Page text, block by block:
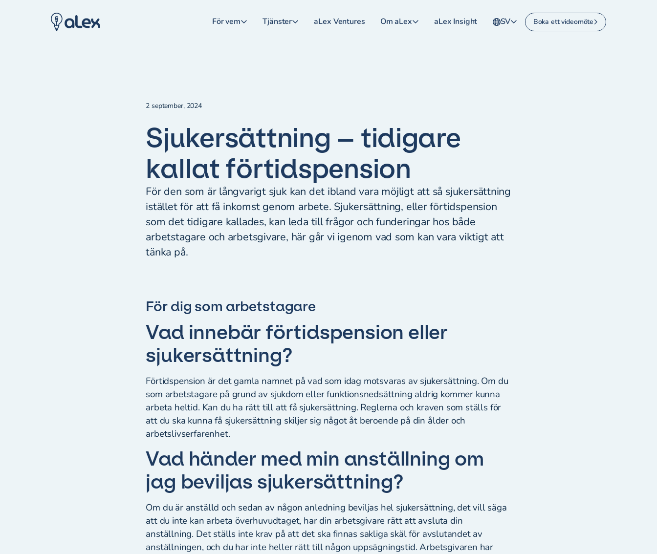
För vem Tjänster aLex Ventures Om aLex aLex Insight SV Boka ett videomöte
2 september, 2024
Sjukersättning – tidigare
kallat förtidspension
För den som är långvarigt sjuk kan det ibland vara möjligt att så sjukersättning
istället för att få inkomst genom arbete. Sjukersättning, eller förtidspension
som det tidigare kallades, kan leda till frågor och funderingar hos både
arbetstagare och arbetsgivare, här går vi igenom vad som kan vara viktigt att
tänka på.
För dig som arbetstagare
Vad innebär förtidspension eller
sjukersättning?
Förtidspension är det gamla namnet på vad som idag motsvaras av sjukersättning. Om du
som arbetstagare på grund av sjukdom eller funktionsnedsättning aldrig kommer kunna
arbeta heltid. Kan du ha rätt till att få sjukersättning. Reglerna och kraven som ställs för
att du ska kunna få sjukersättning skiljer sig något åt beroende på din ålder och
arbetslivserfarenhet.
Vad händer med min anställning om
jag beviljas sjukersättning?
Om du är anställd och sedan av någon anledning beviljas hel sjukersättning, det vill säga
att du inte kan arbeta överhuvudtaget, har din arbetsgivare rätt att avsluta din
anställning. Det ställs inte krav på att det ska finnas sakliga skäl för avslutandet av
anställningen, och du har inte heller rätt till någon uppsägningstid. Arbetsgivaren har